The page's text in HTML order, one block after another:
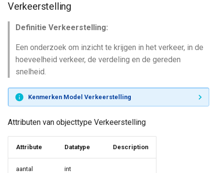
Verkeerstelling
Definitie Verkeerstelling:
Een onderzoek om inzicht te krijgen in het verkeer, in de
hoeveelheid verkeer, de verdeling en de gereden
snelheid.
Kenmerken Model Verkeerstelling
Attributen van objecttype Verkeerstelling
Attribute Datatype Description
aantal int